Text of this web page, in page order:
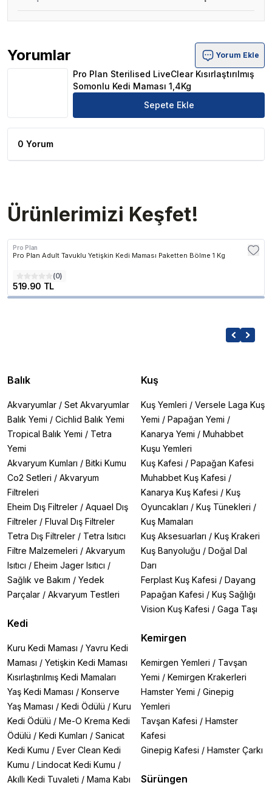
Yorumlar
Pro Plan Sterilised LiveClear Kısırlaştırılmış Somonlu
Yorum Ekle
Pro Plan Sterilised LiveClear Kısırlaştırılmış
Somonlu Kedi Maması 1,4Kg
Sepete Ekle
0 Yorum
Ürünlerimizi Keşfet!
Pro Plan
Pro Plan Adult Tavuklu Yetişkin Kedi Maması Paketten Bölme 1 Kg
(0)
519.90 TL
Balık
Akvaryumlar / Set Akvaryumlar
Balık Yemi / Cichlid Balık Yemi
Tropical Balık Yemi / Tetra
Yemi
Akvaryum Kumları / Bitki Kumu
Co2 Setleri / Akvaryum
Filtreleri
Eheim Dış Filtreler / Aquael Dış
Filtreler / Fluval Dış Filtreler
Tetra Dış Filtreler / Tetra Isıtıcı
Filtre Malzemeleri / Akvaryum
Isıtıcı / Eheim Jager Isıtıcı /
Sağlık ve Bakım / Yedek
Parçalar / Akvaryum Testleri
Kedi
Kuru Kedi Maması / Yavru Kedi
Maması / Yetişkin Kedi Maması
Kısırlaştırılmış Kedi Mamaları
Yaş Kedi Maması / Konserve
Yaş Maması / Kedi Ödülü / Kuru
Kedi Ödülü / Me-O Krema Kedi
Ödülü / Kedi Kumları / Sanicat
Kedi Kumu / Ever Clean Kedi
Kumu / Lindocat Kedi Kumu /
Akıllı Kedi Tuvaleti / Mama Kabı
Kuş
Kuş Yemleri / Versele Laga Kuş
Yemi / Papağan Yemi /
Kanarya Yemi / Muhabbet
Kuşu Yemleri
Kuş Kafesi / Papağan Kafesi
Muhabbet Kuş Kafesi /
Kanarya Kuş Kafesi / Kuş
Oyuncakları / Kuş Tünekleri /
Kuş Mamaları
Kuş Aksesuarları / Kuş Krakeri
Kuş Banyoluğu / Doğal Dal
Darı
Ferplast Kuş Kafesi / Dayang
Papağan Kafesi / Kuş Sağlığı
Vision Kuş Kafesi / Gaga Taşı
Kemirgen
Kemirgen Yemleri / Tavşan
Yemi / Kemirgen Krakerleri
Hamster Yemi / Ginepig
Yemleri
Tavşan Kafesi / Hamster
Kafesi
Ginepig Kafesi / Hamster Çarkı
Sürüngen